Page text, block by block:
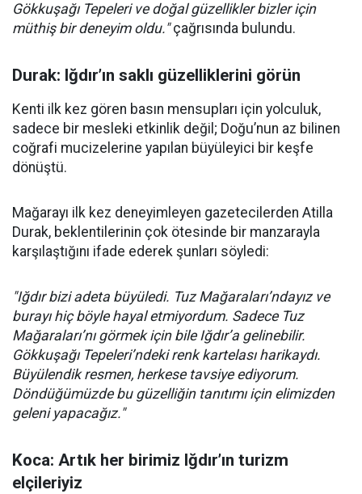
Gökkuşağı Tepeleri ve doğal güzellikler bizler için
müthiş bir deneyim oldu."çağrısında bulundu.
Durak: Iğdır’ın saklı güzelliklerini görün
Kenti ilk kez gören basın mensupları için yolculuk,
sadece bir mesleki etkinlik değil; Doğu’nun az bilinen
coğrafi mucizelerine yapılan büyüleyici bir keşfe
dönüştü.
Mağarayı ilk kez deneyimleyen gazetecilerden Atilla
Durak, beklentilerinin çok ötesinde bir manzarayla
karşılaştığını ifade ederek şunları söyledi:
"Iğdır bizi adeta büyüledi. Tuz Mağaraları’ndayız ve
burayı hiç böyle hayal etmiyordum. Sadece Tuz
Mağaraları’nı görmek için bile Iğdır’a gelinebilir.
Gökkuşağı Tepeleri’ndeki renk kartelası harikaydı.
Büyülendik resmen, herkese tavsiye ediyorum.
Döndüğümüzde bu güzelliğin tanıtımı için elimizden
geleni yapacağız."
Koca: Artık her birimiz Iğdır’ın turizm
elçileriyiz